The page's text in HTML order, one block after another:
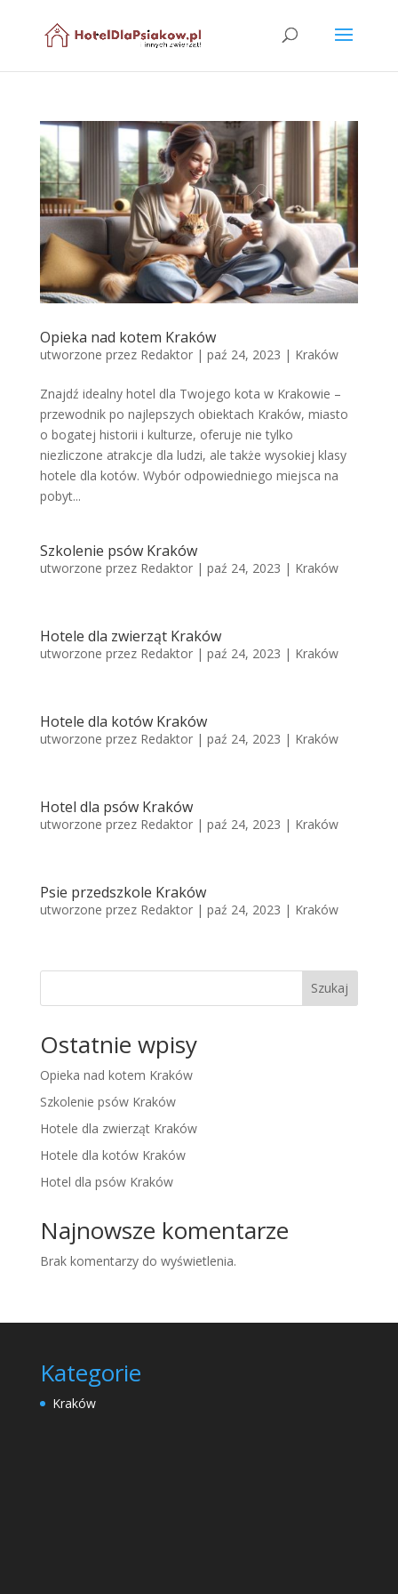
Opieka nad kotem Kraków
utworzone przez Redaktor| paź 24, 2023 | Kraków
Znajdź idealny hotel dla Twojego kota w Krakowie –
przewodnik po najlepszych obiektach Kraków, miasto
o bogatej historii i kulturze, oferuje nie tylko
niezliczone atrakcje dla ludzi, ale także wysokiej klasy
hotele dla kotów. Wybór odpowiedniego miejsca na
pobyt...
Szkolenie psów Kraków
utworzone przez Redaktor| paź 24, 2023 | Kraków
Hotele dla zwierząt Kraków
utworzone przez Redaktor| paź 24, 2023 | Kraków
Hotele dla kotów Kraków
utworzone przez Redaktor| paź 24, 2023 | Kraków
Hotel dla psów Kraków
utworzone przez Redaktor| paź 24, 2023 | Kraków
Psie przedszkole Kraków
utworzone przez Redaktor| paź 24, 2023 | Kraków
Szukaj
Ostatnie wpisy
Opieka nad kotem Kraków
Szkolenie psów Kraków
Hotele dla zwierząt Kraków
Hotele dla kotów Kraków
Hotel dla psów Kraków
Najnowsze komentarze
Brak komentarzy do wyświetlenia.
Kategorie
Kraków